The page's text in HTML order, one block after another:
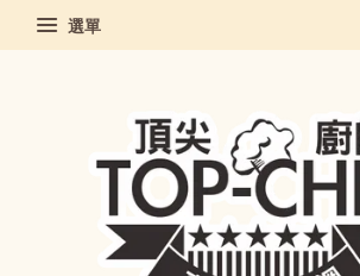
選單